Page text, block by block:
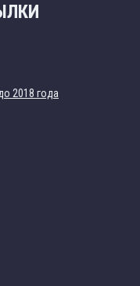
2018 года